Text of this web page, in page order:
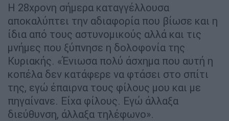
Η 28χρονη σήμερα καταγγέλλουσα
αποκαλύπτει την αδιαφορία που βίωσε και η
ίδια από τους αστυνομικούς αλλά και τις
μνήμες που ξύπνησε η δολοφονία της
Κυριακής. «Ένιωσα πολύ άσχημα που αυτή η
κοπέλα δεν κατάφερε να φτάσει στο σπίτι
της, εγώ έπαιρνα τους φίλους μου και με
πηγαίνανε. Είχα φίλους. Εγώ άλλαξα
διεύθυνση, άλλαξα τηλέφωνο».